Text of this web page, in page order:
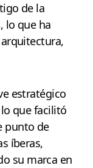
de la
lo que ha
estratégico
que facilitó
punto de
íberas,
su marca en